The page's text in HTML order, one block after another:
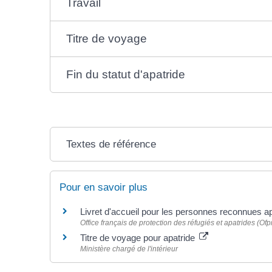
Titre de voyage
Fin du statut d'apatride
Textes de référence
Pour en savoir plus
Livret d'accueil pour les personnes reconnues
Office français de protection des réfugiés et apatrides
Titre de voyage pour apatride
Ministère chargé de l'intérieur